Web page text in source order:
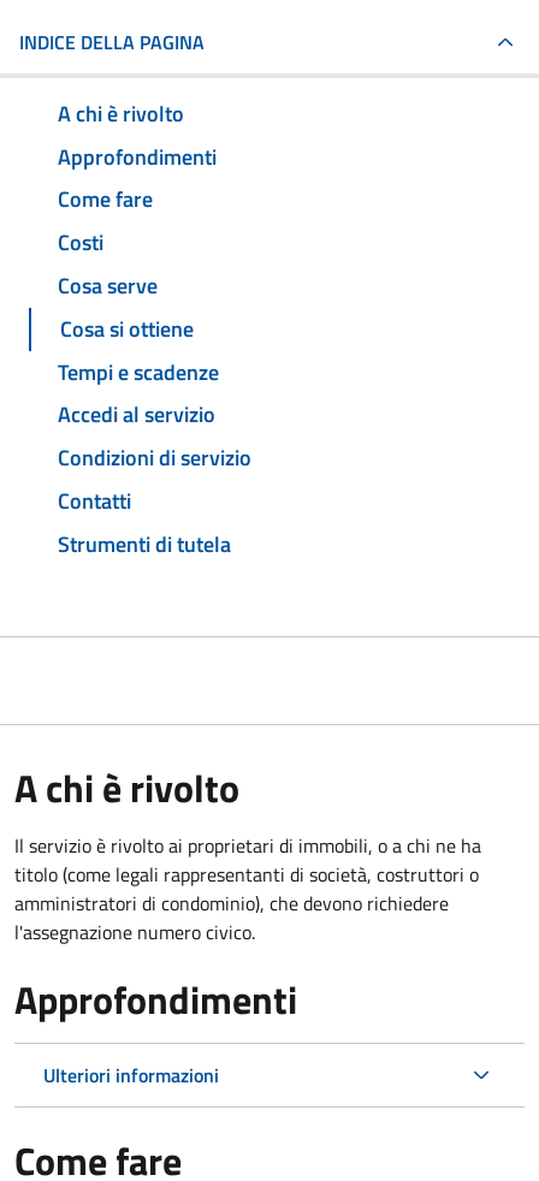
INDICE DELLA PAGINA
A chi è rivolto
Approfondimenti
Come fare
Costi
Cosa serve
Cosa si ottiene
Tempi e scadenze
Accedi al servizio
Condizioni di servizio
Contatti
Strumenti di tutela
A chi è rivolto
Il servizio è rivolto ai proprietari di immobili, o a chi ne ha
titolo (come legali rappresentanti di società, costruttori o
amministratori di condominio), che devono richiedere
l'assegnazione numero civico.
Approfondimenti
Ulteriori informazioni
Come fare